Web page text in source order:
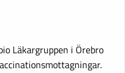
Läkargruppen i Örebro